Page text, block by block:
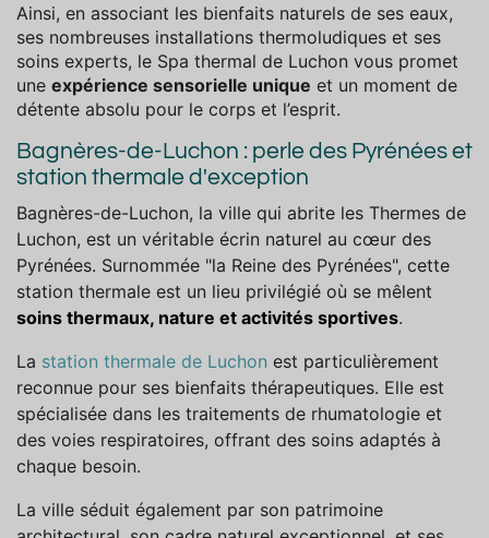
Ainsi, en associant les bienfaits naturels de ses eaux,
ses nombreuses installations thermoludiques et ses
soins experts, le Spa thermal de Luchon vous promet
une expérience sensorielle unique et un moment de
détente absolu pour le corps et l’esprit.
Bagnères-de-Luchon : perle des Pyrénées et
station thermale d'exception
Bagnères-de-Luchon, la ville qui abrite les Thermes de
Luchon, est un véritable écrin naturel au cœur des
Pyrénées. Surnommée "la Reine des Pyrénées", cette
station thermale est un lieu privilégié où se mêlent
soins thermaux, nature et activités sportives.
La station thermale de Luchon est particulièrement
reconnue pour ses bienfaits thérapeutiques. Elle est
spécialisée dans les traitements de rhumatologie et
des voies respiratoires, offrant des soins adaptés à
chaque besoin.
La ville séduit également par son patrimoine